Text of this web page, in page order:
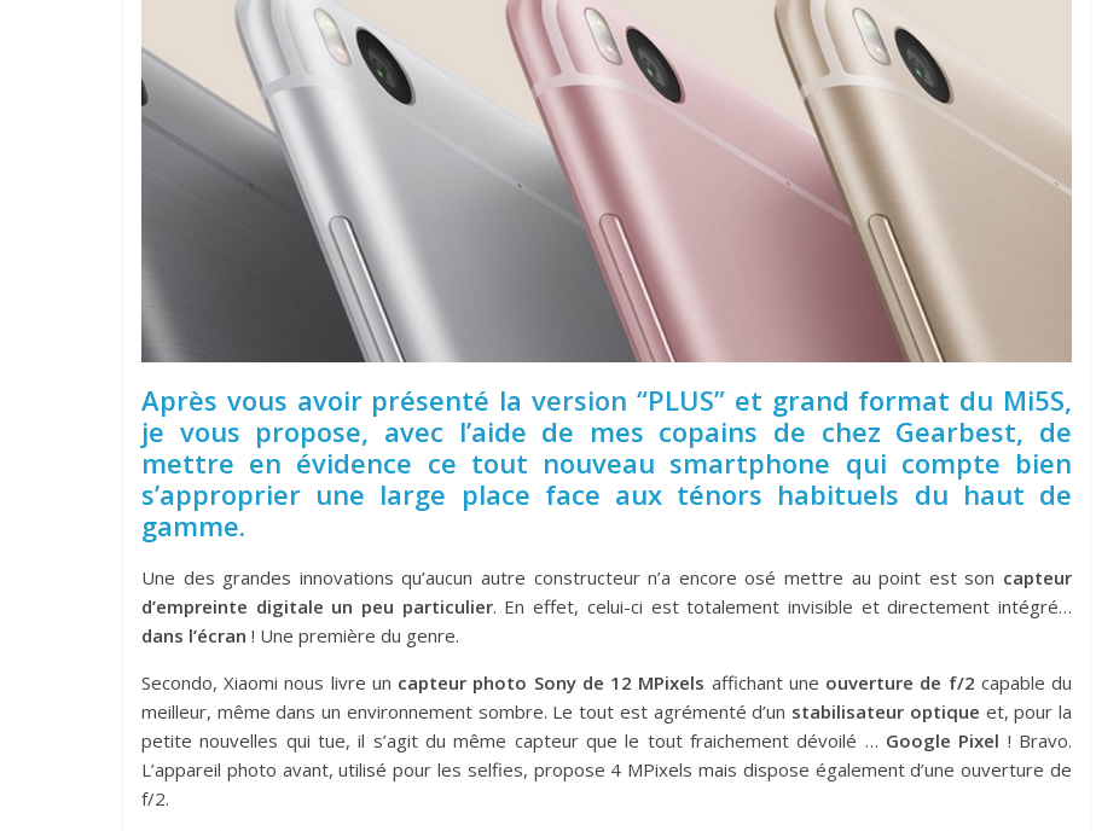
Après vous avoir présenté laversion “PLUS”et grand format du Mi5S,
je vous propose, avec l’aide de mes copains de chez Gearbest, de
mettre en évidence ce tout nouveau smartphone qui compte bien
s’approprier une large place face aux ténors habituels du haut de
gamme.
Une des grandes innovations qu’aucun autre constructeur n’a encore osé mettre au point est son capteur
d’empreinte digitale un peu particulier. En effet, celui-ci est totalement invisible et directement intégré…
dans l’écran ! Une première du genre.
Secondo, Xiaomi nous livre un capteur photo Sony de 12 MPixels affichant une ouverture de f/2 capable du
meilleur, même dans un environnement sombre. Le tout est agrémenté d’un stabilisateur optique et, pour la
petite nouvelles qui tue, il s’agit du même capteur que le tout fraichement dévoilé … Google Pixel ! Bravo.
L’appareil photo avant, utilisé pour les selfies, propose 4 MPixels mais dispose également d’une ouverture de
f/2.